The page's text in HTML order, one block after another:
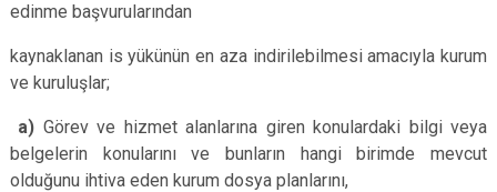
edinme başvurularından
kaynaklanan is yükünün en aza indirilebilmesi amacıyla kurum
ve kuruluşlar;
a) Görev ve hizmet alanlarına giren konulardaki bilgi veya
belgelerin konularını ve bunların hangi birimde mevcut
olduğunu ihtiva eden kurum dosya planlarını,